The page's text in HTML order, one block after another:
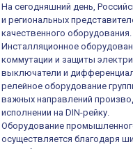
На сегодняшний день,
и региональных
качественного оборудования.
Инсталляционное
коммутации и защиты
выключатели и
релейное оборудование
важных направлений
исполнении на DIN-рейку.
Оборудование
осуществляется благодаря